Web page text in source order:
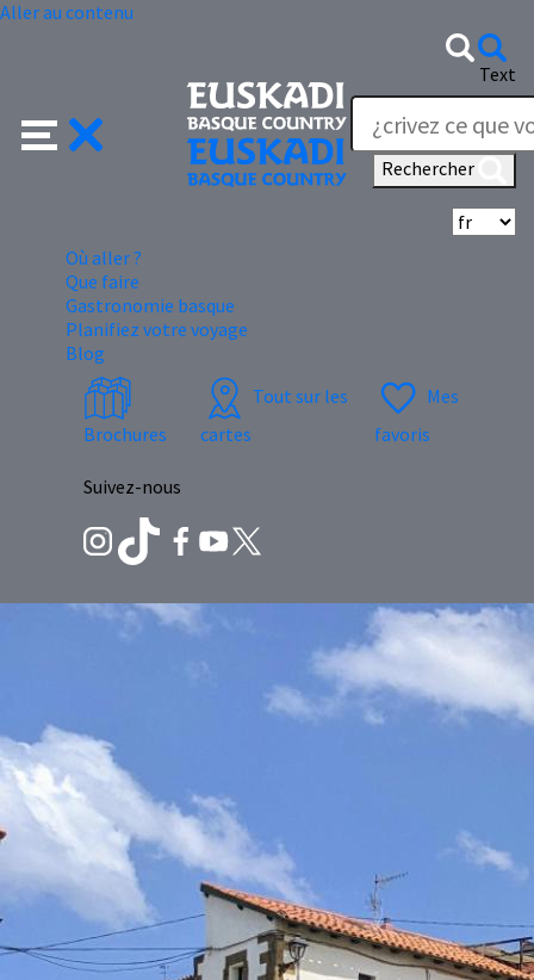
Aller au contenu
Text
Rechercher
Où aller ?
Que faire
Gastronomie basque
Planifiez votre voyage
Blog
Brochures
Tout sur les
cartes
Mes
favoris
Suivez-nous